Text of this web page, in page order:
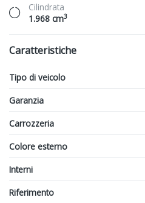
Cilindrata
1.968 cm3
Caratteristiche
Tipo di veicolo
Garanzia
Carrozzeria
Colore esterno
Interni
Riferimento